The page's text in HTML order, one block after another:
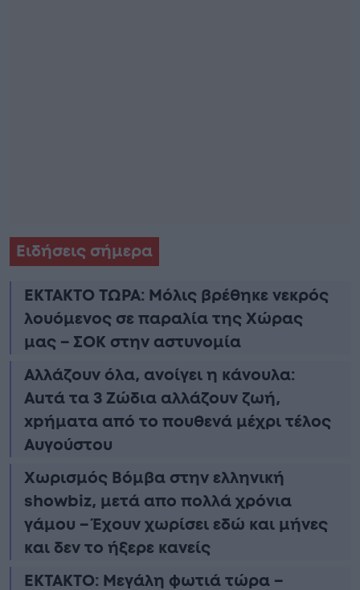
Ειδήσεις σήμερα
ΕΚΤΑΚΤΟ ΤΩΡΑ: Μόλις βρέθηκε νεκρός
λουόμενος σε παραλία της Χώρας
μας – ΣΟΚ στην αστυνομία
Αλλάζουν όλα, ανοίγει η κάνουλα:
Αuτά τα 3 Zώδια αλλάζουν ζωή,
xpήματα από το πουθενά μέχρι τέλος
Αυγούστου
Χωρισμός Bóμβα στην ελληνική
showbiz, μετά απο πολλά χρόνια
γάμου – Έχουν χωρίσει εδώ και μήνες
και δεν το ήξερε κανείς
ΕΚΤΑΚΤΟ: Μεγάλη φωτιά τώρα –